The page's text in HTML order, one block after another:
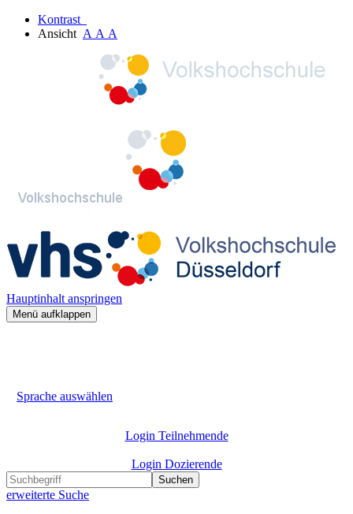
Kontrast
Ansicht A A A
Hauptinhalt anspringen
Menü aufklappen
Sprache auswählen
Login Teilnehmende
Login Dozierende
Suchen
erweiterte Suche